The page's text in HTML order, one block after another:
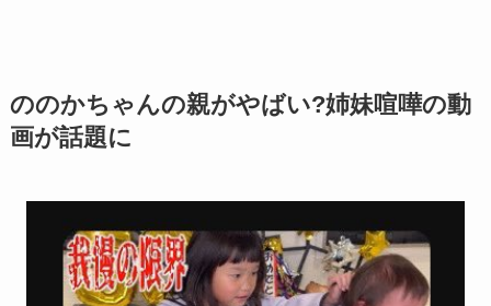
ののかちゃんの親がやばい?姉妹喧嘩の動
画が話題に